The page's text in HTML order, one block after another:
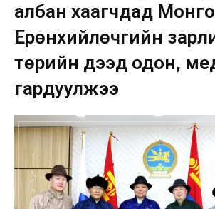
албан хаагчдад
Ерөнхийлөчгийн
төрийн дээд одон,
гардуулжээ